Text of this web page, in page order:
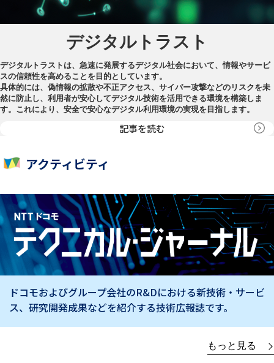
デジタルトラスト
デジタルトラストは、急速に発展するデジタル社会において、情報やサービ
スの信頼性を高めることを目的としています。
具体的には、偽情報の拡散や不正アクセス、サイバー攻撃などのリスクを未
然に防止し、利用者が安心してデジタル技術を活用できる環境を構築しま
す。これにより、安全で安心なデジタル利用環境の実現を目指します。
記事を読む
アクティビティ
ドコモおよびグループ会社のR&Dにおける新技術・サービ
ス、 研究開発成果などを紹介する技術広報誌です。
もっと見る